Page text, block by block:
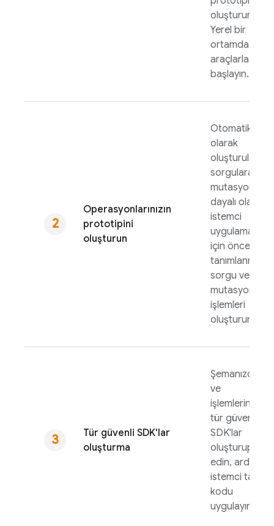
oluşturun.
Yerel bir
ortamda
araçlarla
başlayın.
Operasyonlarınızın
prototipini
oluşturun
Otomatik
olarak
oluşturulan
sorgulara ve
mutasyonlara
dayalı olarak
istemci
uygulamaları
için önceden
tanımlanmış
sorgu ve
mutasyon
işlemleri
oluşturun.
Tür güvenli SDK'lar
oluşturma
Şemanızdan
ve
işlemlerinizden
tür güvenli
SDK'lar
oluşturup test
edin, ardından
istemci tarafı
kodu
uygulayın